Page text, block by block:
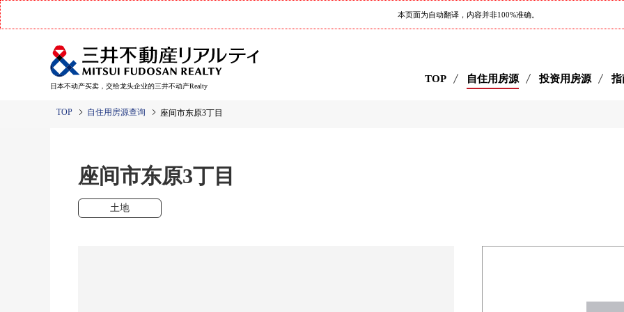
本页面为自动翻译，内容并非100%准确。
日本不动产买卖，交给龙头企业的三井不动产Realty
TOP 自住用房源 投资用房源 指
TOP 自住用房源查询 座间市东原3丁目
座间市东原3丁目
土地